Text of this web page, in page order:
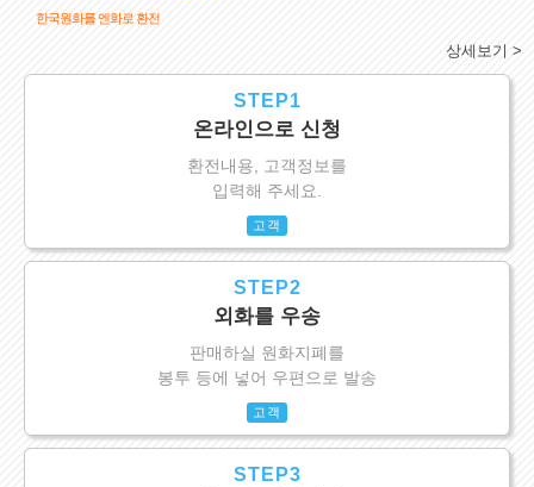
한국원화를 엔화로 환전
상세보기 >
STEP1
온라인으로 신청
환전내용, 고객정보를
입력해 주세요.
고객
STEP2
외화를 우송
판매하실 원화지폐를
봉투 등에 넣어 우편으로 발송
고객
STEP3